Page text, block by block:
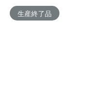
生産終了品